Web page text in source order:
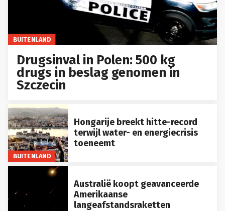
BUITENLAND
Drugsinval in Polen: 500 kg
drugs in beslag genomen in
Szczecin
BUITENLAND
Hongarije breekt hitte-record
terwijl water- en energiecrisis
toeneemt
Australië koopt geavanceerde
Amerikaanse
langeafstandsraketten